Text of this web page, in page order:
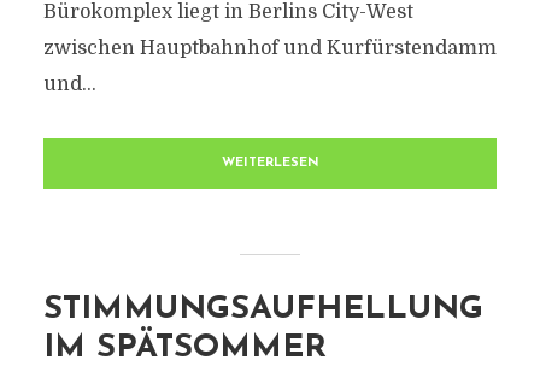
Bürokomplex liegt in Berlins City-West
zwischen Hauptbahnhof und Kurfürstendamm
und...
WEITERLESEN
STIMMUNGSAUFHELLUNG
IM SPÄTSOMMER